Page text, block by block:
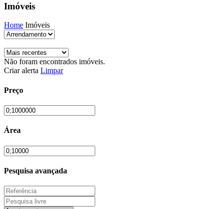
Imóveis
Home Imóveis
Não foram encontrados imóveis.
Criar alerta Limpar
Preço
Área
Pesquisa avançada